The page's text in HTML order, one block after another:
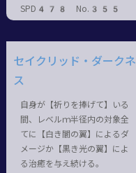
SPD478 No.355
セイクリッド・ダークネ
ス
自身が【祈りを捧げて】いる
間、レベルｍ半径内の対象全
てに【白き闇の翼】によるダ
メージか【黒き光の翼】によ
る治癒を与え続ける。